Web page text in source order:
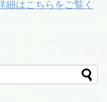
細はこちらをご覧く